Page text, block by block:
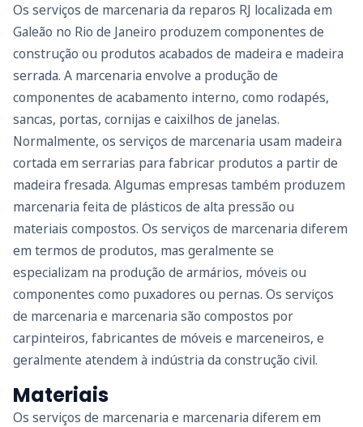
Os serviços de marcenaria da reparos RJ localizada em
Galeão no Rio de Janeiro produzem componentes de
construção ou produtos acabados de madeira e madeira
serrada. A marcenaria envolve a produção de
componentes de acabamento interno, como rodapés,
sancas, portas, cornijas e caixilhos de janelas.
Normalmente, os serviços de marcenaria usam madeira
cortada em serrarias para fabricar produtos a partir de
madeira fresada. Algumas empresas também produzem
marcenaria feita de plásticos de alta pressão ou
materiais compostos. Os serviços de marcenaria diferem
em termos de produtos, mas geralmente se
especializam na produção de armários, móveis ou
componentes como puxadores ou pernas. Os serviços
de marcenaria e marcenaria são compostos por
carpinteiros, fabricantes de móveis e marceneiros, e
geralmente atendem à indústria da construção civil.
Materiais
Os serviços de marcenaria e marcenaria diferem em